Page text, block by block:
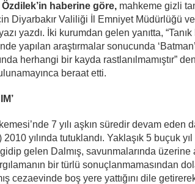
haberine göre, mahkeme gizli
Diyarbakır Valiliği İl Emniyet Müdürlüğü ve
yazdı. İki kurumdan gelen yanıtta,
yapılan araştırmalar sonucunda ‘Batman’
herhangi bir kayda rastlanılmamıştır”
beraat etti.
7 yılı aşkın süredir devam eden
yılında tutuklandı. Yaklaşık 5 buçuk
gelen Dalmış, savunmalarında üzerine
bir türlü sonuçlanmamasından
cezaevinde boş yere yattığını dile